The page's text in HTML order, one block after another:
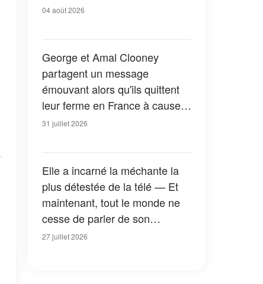
04 août 2026
George et Amal Clooney
partagent un message
émouvant alors qu'ils quittent
leur ferme en France à cause
des feux de forêt — Tous les
31 juillet 2026
Elle a incarné la méchante la
plus détestée de la télé — Et
maintenant, tout le monde ne
cesse de parler de son
apparition dans la nouvelle
27 juillet 2026